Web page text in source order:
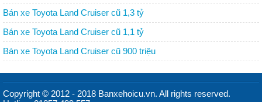
Bán xe Toyota Land Cruiser cũ 1,3 tỷ
Bán xe Toyota Land Cruiser cũ 1,1 tỷ
Bán xe Toyota Land Cruiser cũ 900 triệu
Copyright © 2012 - 2018 Banxehoicu.vn. All rights reserved.